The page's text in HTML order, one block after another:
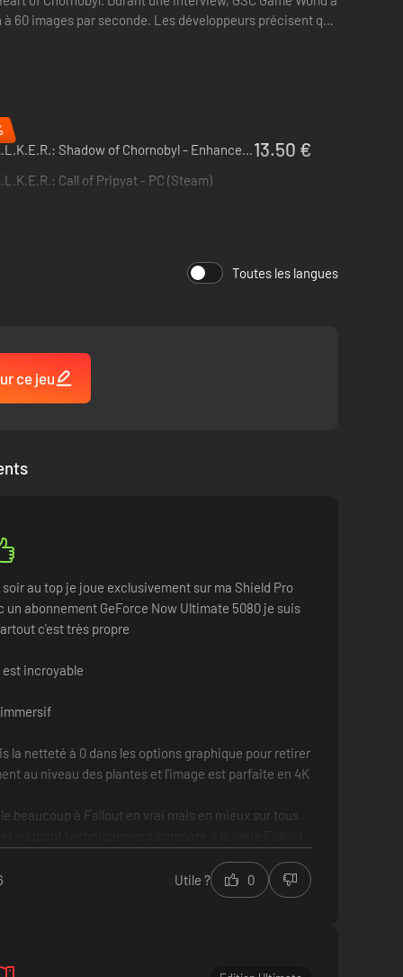
à chaque fois différent. Chaque mutant est décliné
avec ses repaires de mutants qui chassent en meute.
60 images par seconde. Les développeurs précisent que
S.T.A.L.K.E.R.: Shadow of Chornobyl - Enhanced Edition - PC (Steam)13.50 €
Call of Pripyat - PC (Steam)
Toutes les langues
ce jeu
au top je joue exclusivement sur ma Shield Pro
un abonnement GeForce Now Ultimate 5080 je suis
c'est très propre
incroyable
la netteté à 0 dans les options graphique pour retirer
au niveau des plantes et l'image est parfaite en 4K
beaucoup à Fallout en vrai mais en mieux sur tous
vivement Utile ? 0